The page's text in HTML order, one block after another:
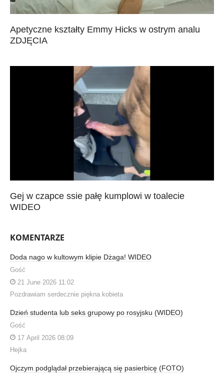
Apetyczne kształty Emmy Hicks w ostrym analu
ZDJĘCIA
Gej w czapce ssie pałę kumplowi w toalecie
WIDEO
KOMENTARZE
Doda nago w kultowym klipie Dżaga! WIDEO
Gość
21 June 2026 11:02
Pozdrawiam serdecznie piękna kobieta
Dzień studenta lub seks grupowy po rosyjsku (WIDEO)
Gość
17 April 2026 08:09
Hejka
Ojczym podglądał przebierającą się pasierbicę (FOTO)